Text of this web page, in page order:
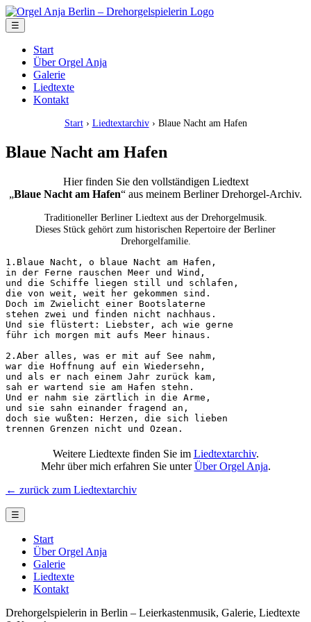
☰
Start
Über Orgel Anja
Galerie
Liedtexte
Kontakt
Start› Liedtextarchiv› Blaue Nacht am Hafen
Blaue Nacht am Hafen
Hier finden Sie den vollständigen Liedtext
„Blaue Nacht am Hafen“ aus meinem Berliner Drehorgel-Archiv.
Traditioneller Berliner Liedtext aus der Drehorgelmusik.
Dieses Stück gehört zum historischen Repertoire der Berliner
Drehorgelfamilie.
1.Blaue Nacht, o blaue Nacht am Hafen,
in der Ferne rauschen Meer und Wind,
und die Schiffe liegen still und schlafen,
die von weit, weit her gekommen sind.
Doch im Zwielicht einer Bootslaterne
stehen zwei und finden nicht nachhaus.
Und sie flüstert: Liebster, ach wie gerne
führ ich morgen mit aufs Meer hinaus.
2.Aber alles, was er mit auf See nahm,
war die Hoffnung auf ein Wiedersehn,
und als er nach einem Jahr zurück kam,
sah er wartend sie am Hafen stehn.
Und er nahm sie zärtlich in die Arme,
und sie sahn einander fragend an,
doch sie wußten: Herzen, die sich lieben
trennen Grenzen nicht und Ozean.
Weitere Liedtexte finden Sie im Liedtextarchiv.
Mehr über mich erfahren Sie unterÜber Orgel Anja.
← zurück zum Liedtextarchiv
☰
Start
Über Orgel Anja
Galerie
Liedtexte
Kontakt
Drehorgelspielerin in Berlin – Leierkastenmusik, Galerie, Liedtexte